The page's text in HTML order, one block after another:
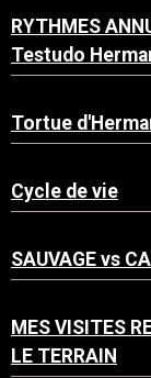
RYTHMES
Testudo
Tortue
Cycle de vie
SAUVAGE vs
MES VISITES
LE TERRAIN